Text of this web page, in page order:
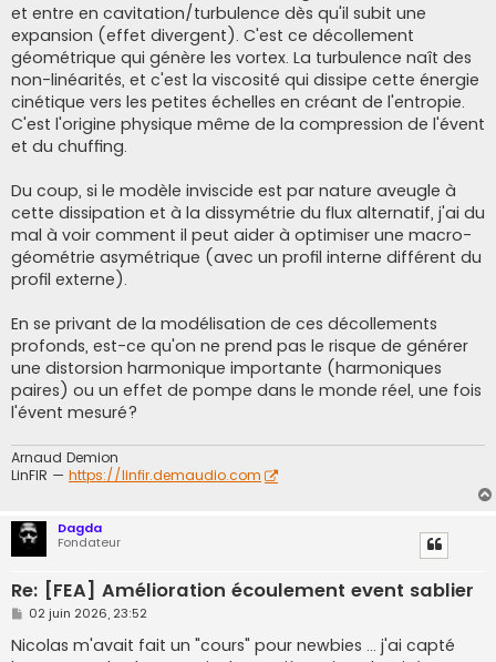
et entre en cavitation/turbulence dès qu'il subit une
expansion (effet divergent). C'est ce décollement
géométrique qui génère les vortex. La turbulence naît des
non-linéarités, et c'est la viscosité qui dissipe cette énergie
cinétique vers les petites échelles en créant de l'entropie.
C'est l'origine physique même de la compression de l'évent
et du chuffing.
Du coup, si le modèle inviscide est par nature aveugle à
cette dissipation et à la dissymétrie du flux alternatif, j'ai du
mal à voir comment il peut aider à optimiser une macro-
géométrie asymétrique (avec un profil interne différent du
profil externe).
En se privant de la modélisation de ces décollements
profonds, est-ce qu'on ne prend pas le risque de générer
une distorsion harmonique importante (harmoniques
paires) ou un effet de pompe dans le monde réel, une fois
l'évent mesuré?
Arnaud Demion
LinFIR — https://linfir.demaudio.com
Dagda
Fondateur
Re: [FEA] Amélioration écoulement event sablier
M
s
s
02 juin 2026, 23:52
Nicolas m'avait fait un "cours" pour newbies ... j'ai capté